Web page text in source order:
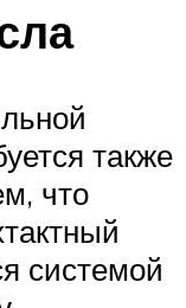
также
что
системой